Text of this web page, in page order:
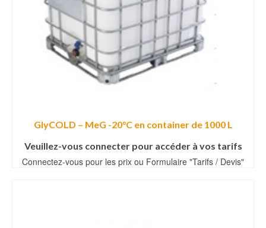
GlyCOLD – MeG -20°C en container de 1000 L
Veuillez-vous connecter pour accéder à vos tarifs
Connectez-vous pour les prix ou Formulaire "Tarifs / Devis"